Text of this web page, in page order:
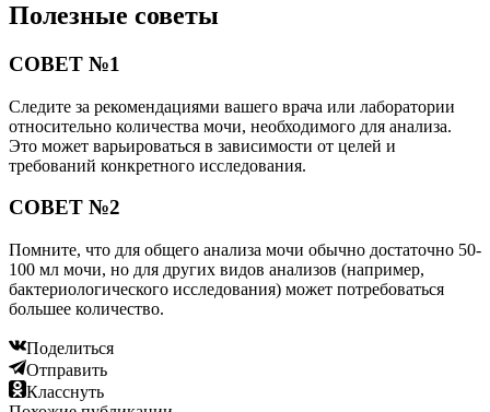
Полезные советы
СОВЕТ №1
Следите за рекомендациями вашего врача или лаборатории
относительно количества мочи, необходимого для анализа.
Это может варьироваться в зависимости от целей и
требований конкретного исследования.
СОВЕТ №2
Помните, что для общего анализа мочи обычно достаточно 50-
100 мл мочи, но для других видов анализов (например,
бактериологического исследования) может потребоваться
большее количество.
Поделиться
Отправить
Класснуть